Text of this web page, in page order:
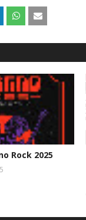
Rock 2025